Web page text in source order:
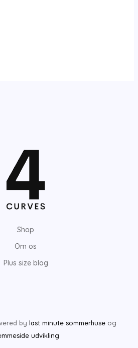
Shop
Om os
Plus size blog
by last minute sommerhuse og
udvikling